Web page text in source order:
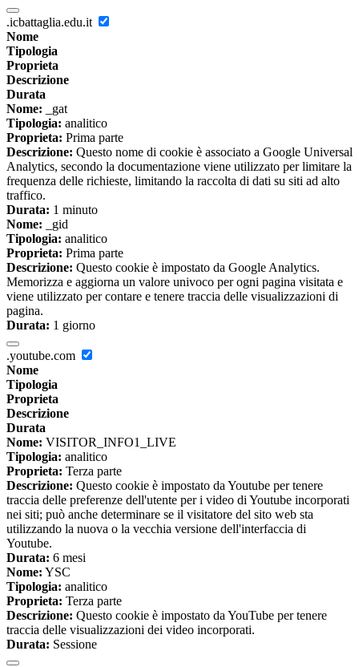
.icbattaglia.edu.it
Nome
Tipologia
Proprieta
Descrizione
Durata
Nome: _gat
Tipologia: analitico
Proprieta: Prima parte
Descrizione: Questo nome di cookie è associato a Google Universal
Analytics, secondo la documentazione viene utilizzato per limitare la
frequenza delle richieste, limitando la raccolta di dati su siti ad alto
traffico.
Durata: 1 minuto
Nome: _gid
Tipologia: analitico
Proprieta: Prima parte
Descrizione: Questo cookie è impostato da Google Analytics.
Memorizza e aggiorna un valore univoco per ogni pagina visitata e
viene utilizzato per contare e tenere traccia delle visualizzazioni di
pagina.
Durata: 1 giorno
.youtube.com
Nome
Tipologia
Proprieta
Descrizione
Durata
Nome: VISITOR_INFO1_LIVE
Tipologia: analitico
Proprieta: Terza parte
Descrizione: Questo cookie è impostato da Youtube per tenere
traccia delle preferenze dell'utente per i video di Youtube incorporati
nei siti; può anche determinare se il visitatore del sito web sta
utilizzando la nuova o la vecchia versione dell'interfaccia di
Youtube.
Durata: 6 mesi
Nome: YSC
Tipologia: analitico
Proprieta: Terza parte
Descrizione: Questo cookie è impostato da YouTube per tenere
traccia delle visualizzazioni dei video incorporati.
Durata: Sessione